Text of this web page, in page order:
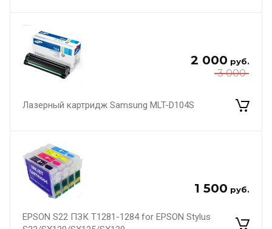
3 000
2 000 руб.
Лазерный картридж Samsung MLT-D104S
1 500 руб.
EPSON S22 ПЗК Т1281-1284 for EPSON Stylus